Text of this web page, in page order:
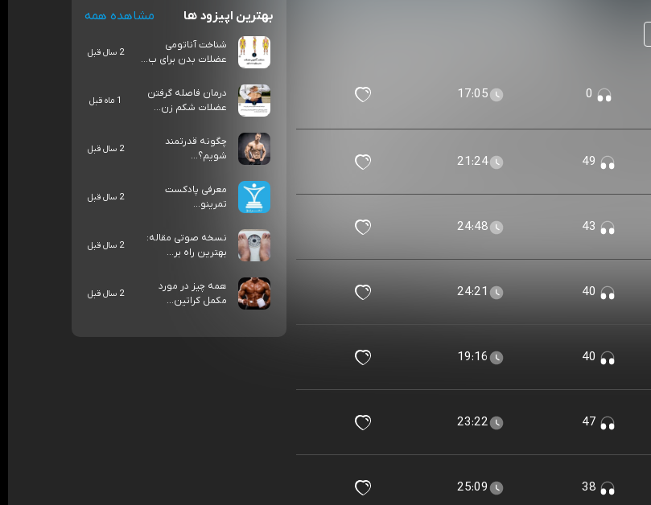
17:05
21:24
24:48
24:21
19:16
23:22
25:09
بهترین اپیزود ها مشاهده همه
شناخت آناتومی
عضلات بدن برای ب...
2 سال قبل
درمان فاصله گرفتن
عضلات شکم زن...
1 ماه قبل
چگونه قدرتمند
شویم؟...
2 سال قبل
معرفی پادکست
تمرینو...
2 سال قبل
نسخه صوتی مقاله:
بهترین راه بر...
2 سال قبل
همه چیز در مورد
مکمل کراتین...
2 سال قبل